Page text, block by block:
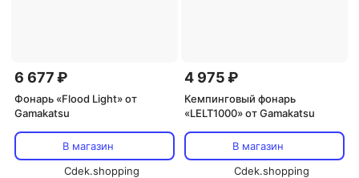
6 677 ₽
Фонарь «Flood Light» от
Gamakatsu
В магазин
Cdek.shopping
4 975 ₽
Кемпинговый фонарь
«LELT1000» от Gamakatsu
В магазин
Cdek.shopping